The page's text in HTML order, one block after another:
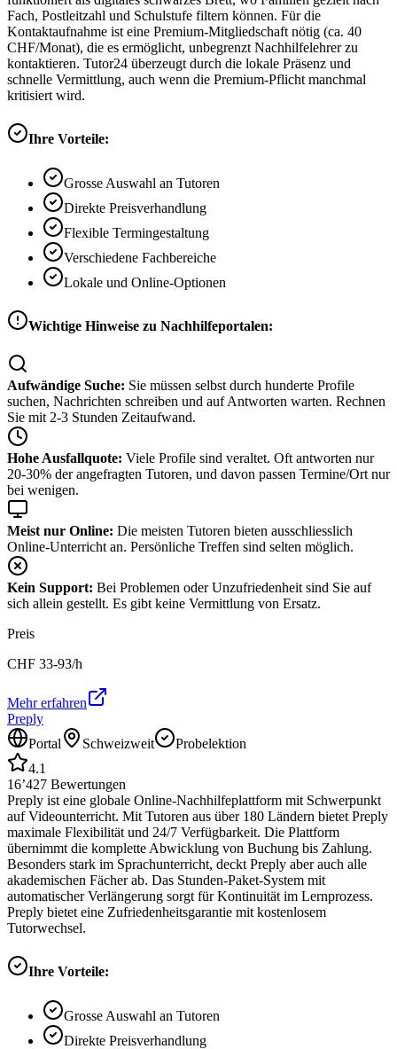
Fach, Postleitzahl und Schulstufe filtern können. Für die
Kontaktaufnahme ist eine Premium-Mitgliedschaft nötig (ca. 40
CHF/Monat), die es ermöglicht, unbegrenzt Nachhilfelehrer zu
kontaktieren. Tutor24 überzeugt durch die lokale Präsenz und
schnelle Vermittlung, auch wenn die Premium-Pflicht manchmal
kritisiert wird.
Ihre Vorteile:
Grosse Auswahl an Tutoren
Direkte Preisverhandlung
Flexible Termingestaltung
Verschiedene Fachbereiche
Lokale und Online-Optionen
Wichtige Hinweise zu Nachhilfeportalen:
Aufwändige Suche: Sie müssen selbst durch hunderte Profile
suchen, Nachrichten schreiben und auf Antworten warten. Rechnen
Sie mit 2-3 Stunden Zeitaufwand.
Hohe Ausfallquote: Viele Profile sind veraltet. Oft antworten nur
20-30% der angefragten Tutoren, und davon passen Termine/Ort nur
bei wenigen.
Meist nur Online: Die meisten Tutoren bieten ausschliesslich
Online-Unterricht an. Persönliche Treffen sind selten möglich.
Kein Support: Bei Problemen oder Unzufriedenheit sind Sie auf
sich allein gestellt. Es gibt keine Vermittlung von Ersatz.
Preis
CHF 33-93/h
Mehr erfahren
Preply
Portal
Schweizweit
Probelektion
4.1
16’427 Bewertungen
Preply ist eine globale Online-Nachhilfeplattform mit Schwerpunkt
auf Videounterricht. Mit Tutoren aus über 180 Ländern bietet Preply
maximale Flexibilität und 24/7 Verfügbarkeit. Die Plattform
übernimmt die komplette Abwicklung von Buchung bis Zahlung.
Besonders stark im Sprachunterricht, deckt Preply aber auch alle
akademischen Fächer ab. Das Stunden-Paket-System mit
automatischer Verlängerung sorgt für Kontinuität im Lernprozess.
Preply bietet eine Zufriedenheitsgarantie mit kostenlosem
Tutorwechsel.
Ihre Vorteile:
Grosse Auswahl an Tutoren
Direkte Preisverhandlung